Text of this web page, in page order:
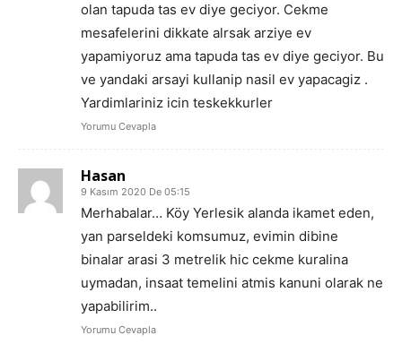
olan tapuda tas ev diye geciyor. Cekme
mesafelerini dikkate alrsak arziye ev
yapamiyoruz ama tapuda tas ev diye geciyor. Bu
ve yandaki arsayi kullanip nasil ev yapacagiz .
Yardimlariniz icin teskekkurler
Yorumu Cevapla
Hasan
9 Kasım 2020 De 05:15
Merhabalar… Köy Yerlesik alanda ikamet eden,
yan parseldeki komsumuz, evimin dibine
binalar arasi 3 metrelik hic cekme kuralina
uymadan, insaat temelini atmis kanuni olarak ne
yapabilirim..
Yorumu Cevapla